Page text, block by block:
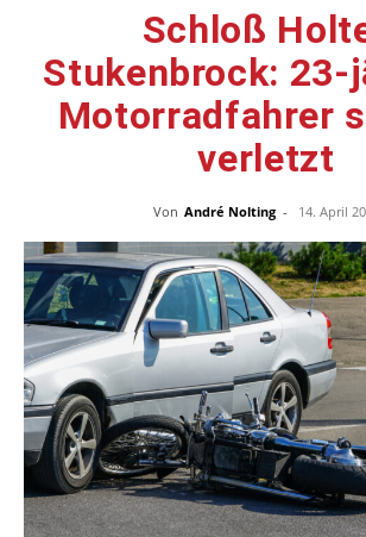
Schloß
Stukenbrock: 23-
Motorradfahrer
verletzt
Von André Nolting - 14. April